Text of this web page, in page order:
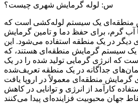
س: لوله گرمایش شهری چیست؟
منطقه‌ای یک سیستم لوله‌کشی است که
آب گرم، برای حفظ دما و تامین گرمایش
دیگر در یک منطقه استفاده می‌شود. این
یک سیستم گرمایش منطقه‌ای هستند، که
که انرژی گرمایی تولید شده را در یک
جداگانه در یک منطقه تعریف‌شده
منطقه‌ای معمولاً در اروپا یافت
کارآمد از انرژی و توانایی در کاهش